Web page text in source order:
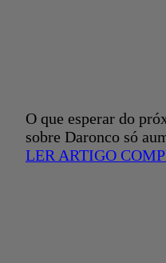
O que esperar do
sobre Daronco só
LER ARTIGO